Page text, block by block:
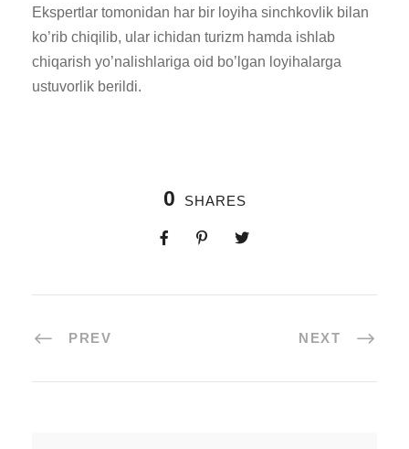
Ekspertlar tomonidan har bir loyiha sinchkovlik bilan
ko’rib chiqilib, ular ichidan turizm hamda ishlab
chiqarish yo’nalishlariga oid bo’lgan loyihalarga
ustuvorlik berildi.
0 SHARES
PREV NEXT